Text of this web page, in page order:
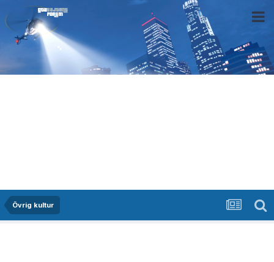
Övrig kultur